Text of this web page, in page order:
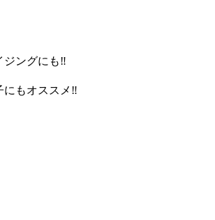
ングにも‼︎
もオススメ‼︎